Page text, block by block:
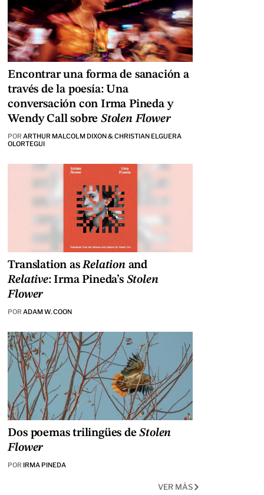
Encontrar una forma de sanación a
través de la poesía: Una
conversación con Irma Pineda y
Wendy Call sobre Stolen Flower
PORARTHUR MALCOLM DIXON & CHRISTIAN ELGUERA
OLORTEGUI
Translation asRelationand
Relative: Irma Pineda’s Stolen
Flower
PORADAM W. COON
Dos poemas trilingües deStolen
Flower
POR IRMA PINEDA
VER MÁS